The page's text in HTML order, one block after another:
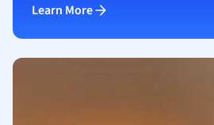
Learn More